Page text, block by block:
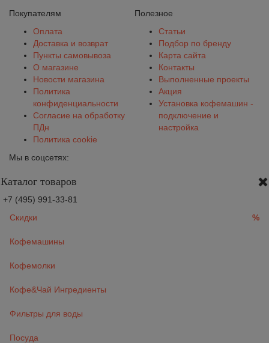
Покупателям
Оплата
Доставка и возврат
Пункты самовывоза
О магазине
Новости магазина
Политика
конфиденциальности
Согласие на обработку
ПДн
Политика cookie
Полезное
Статьи
Подбор по бренду
Карта сайта
Контакты
Выполненные проекты
Акция
Установка кофемашин -
подключение и
настройка
Мы в соцсетях:
Каталог товаров
+7 (495) 991-33-81
Скидки
%
Кофемашины
Кофемолки
Кофе&Чай Ингредиенты
Фильтры для воды
Посуда